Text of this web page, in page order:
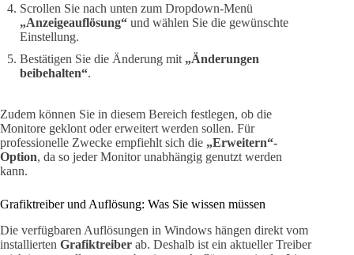
Scrollen Sie nach unten zum Dropdown-Menü
„Anzeigeauflösung“ und wählen Sie die gewünschte
Einstellung.
Bestätigen Sie die Änderung mit „Änderungen
beibehalten“.
Zudem können Sie in diesem Bereich festlegen, ob die
Monitore geklont oder erweitert werden sollen. Für
professionelle Zwecke empfiehlt sich die „Erweitern“-
Option, da so jeder Monitor unabhängig genutzt werden
kann.
Grafiktreiber und Auflösung: Was Sie wissen müssen
Die verfügbaren Auflösungen in Windows hängen direkt vom
installierten Grafiktreiber ab. Deshalb ist ein aktueller Treiber